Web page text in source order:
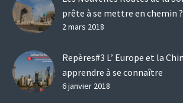
prête à se mettre en chemin ?
2 mars 2018
Repères#3 L’ Europe et la
apprendre à se connaître
6 janvier 2018